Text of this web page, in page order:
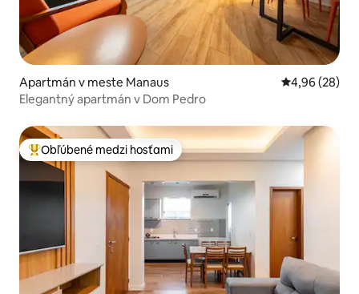
Apartmán v meste Manaus Priemerné
4,96 (28)
Elegantný apartmán v Dom Pedro
Najobľúbenejšie medzi hosťami
Obľúbené medzi hosťami